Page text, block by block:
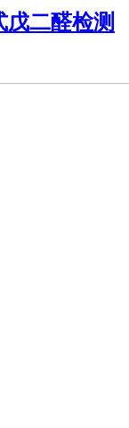
戊二醛检测